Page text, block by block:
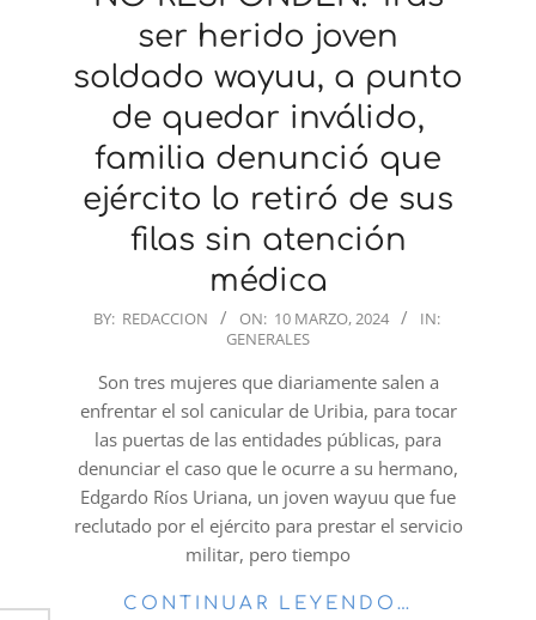
ser herido joven
soldado wayuu, a punto
de quedar inválido,
familia denunció que
ejército lo retiró de sus
filas sin atención
médica
2024-
BY: REDACCION ON: 10 MARZO, 2024
IN:
GENERALES
Son tres mujeres que diariamente salen a
enfrentar el sol canicular de Uribia, para tocar
las puertas de las entidades públicas, para
denunciar el caso que le ocurre a su hermano,
Edgardo Ríos Uriana, un joven wayuu que fue
reclutado por el ejército para prestar el servicio
militar, pero tiempo
CONTINUAR LEYENDO…